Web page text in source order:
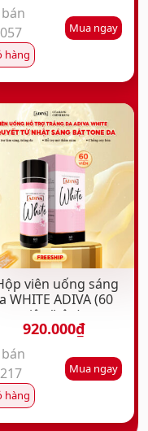
Thương Mại
ty uy tín hàng đầu
và thực phẩm
dùng yêu thích và
10 năm qua. Sở
ngành hàng,
và nguyên liệu
thấu hiểu, quan
người Việt khỏe
chỉ đối với TPCN
bên trong.
hàng
Mua ngay
viên uống sáng
WHITE ADIVA (60
viên/hộp)
920.000₫
hàng
Mua ngay